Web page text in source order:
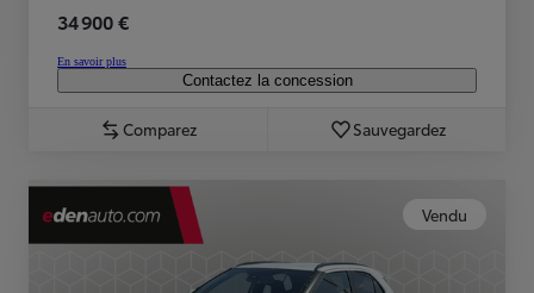
34 900 €
En savoir plus
Contactez la concession
Comparez Sauvegardez
Vendu